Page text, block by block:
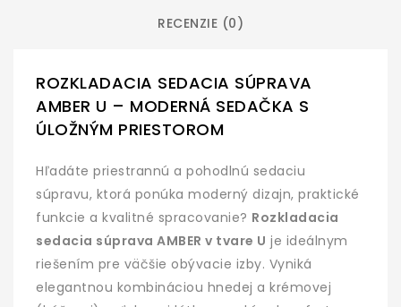
RECENZIE (0)
ROZKLADACIA SEDACIA SÚPRAVA
AMBER U – MODERNÁ SEDAČKA S
ÚLOŽNÝM PRIESTOROM
Hľadáte priestrannú a pohodlnú sedaciu
súpravu, ktorá ponúka moderný dizajn, praktické
funkcie a kvalitné spracovanie? Rozkladacia
sedacia súprava AMBER v tvare U je ideálnym
riešením pre väčšie obývacie izby. Vyniká
elegantnou kombináciou hnedej a krémovej